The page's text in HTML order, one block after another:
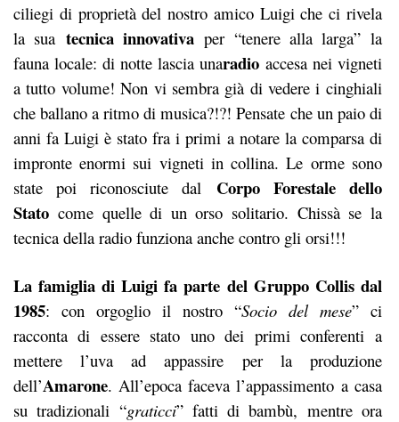
ciliegi di proprietà del nostro amico Luigi che ci rivela
la sua tecnica innovativa per “tenere alla larga” la
fauna locale: di notte lascia unaradioaccesa nei vigneti
a tutto volume! Non vi sembra già di vedere i cinghiali
che ballano a ritmo di musica?!?! Pensate che un paio di
anni fa Luigi è stato fra i primi a notare la comparsa di
impronte enormi sui vigneti in collina. Le orme sono
state poi riconosciute dal Corpo Forestale dello
Stato come quelle di un orso solitario. Chissà se la
tecnica della radio funziona anche contro gli orsi!!!
La famiglia di Luigi fa parte del Gruppo Collis dal
1985: con orgoglio il nostro “Socio del mese” ci
racconta di essere stato uno dei primi conferenti a
mettere l’uva ad appassire per la produzione
dell’Amarone. All’epoca faceva l’appassimento a casa
su tradizionali “graticci” fatti di bambù, mentre ora